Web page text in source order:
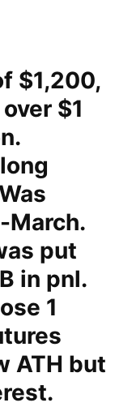
$1,200,
$1
March.
put
in pnl.
1
ATH but